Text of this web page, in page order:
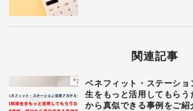
関連記事
ベネフィット・ステーシ
生をもっと活用してもら
から真似できる事例をご紹